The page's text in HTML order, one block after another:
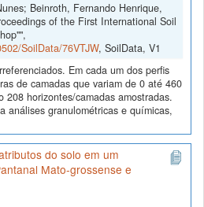
Beinroth, Fernando Henrique,
of the First International Soil
SoilData/76VTJW, SoilData, V1
Em cada um dos perfis
de camadas que variam de 0 até 460
horizontes/camadas amostradas.
análises granulométricas e químicas,
do solo em um
Mato-grossense e